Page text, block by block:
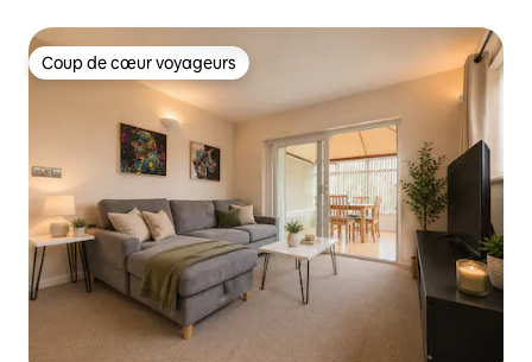
Coup de cœur voyageurs
Coup de cœur voyageurs